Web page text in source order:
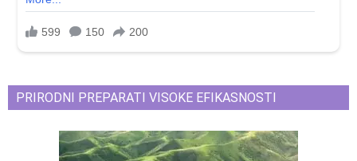
PRIRODNI PREPARATI VISOKE EFIKASNOSTI